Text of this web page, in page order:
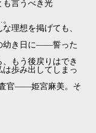
も言うべき光
理想を掲げても、
幼き日に――誓った
もう後戻りはでき
歩み出してしまっ
官――姫宮麻美。そ